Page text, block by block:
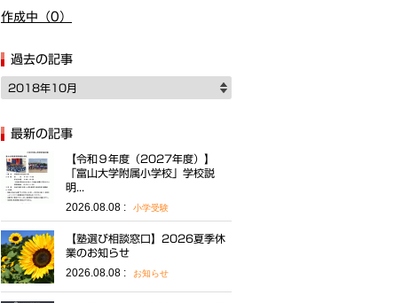
作成中（0）
過去の記事
2018年10月
最新の記事
【令和９年度（2027年度）】
「富山大学附属小学校」学校説
明...
2026.08.08 : 小学受験
【塾選び相談窓口】2026夏季休
業のお知らせ
2026.08.08 : お知らせ